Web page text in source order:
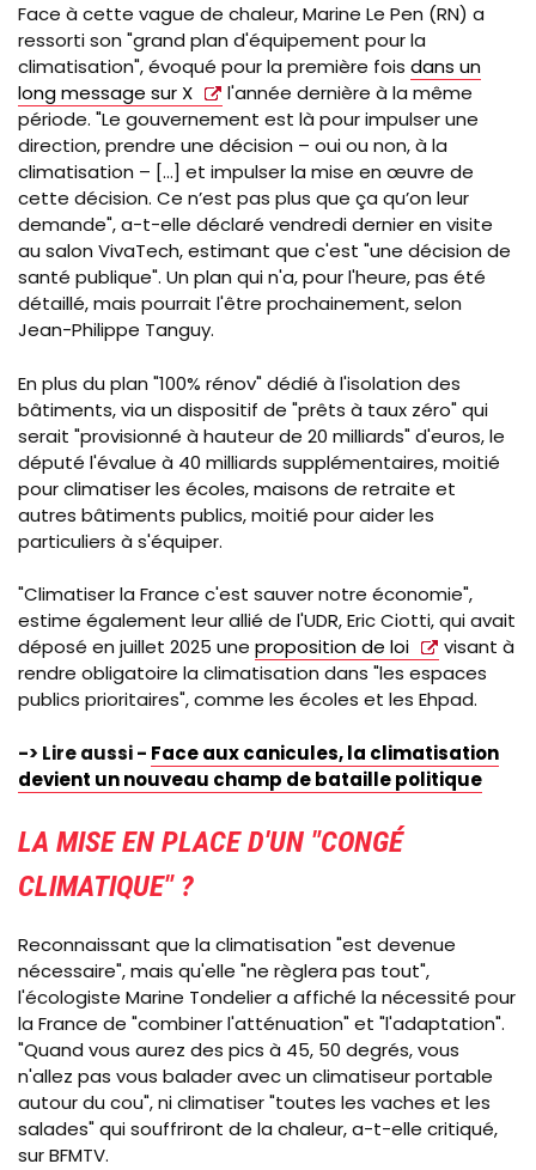
Face à cette vague de chaleur, Marine Le Pen (RN) a
ressorti son "grand plan d'équipement pour la
climatisation", évoqué pour la première fois dans un
long message sur X
l'année dernière à la même
période. "Le gouvernement est là pour impulser une
direction, prendre une décision – oui ou non, à la
climatisation – […] et impulser la mise en œuvre de
cette décision. Ce n’est pas plus que ça qu’on leur
demande", a-t-elle déclaré vendredi dernier en visite
au salon VivaTech, estimant que c'est "une décision de
santé publique". Un plan qui n'a, pour l'heure, pas été
détaillé, mais pourrait l'être prochainement, selon
Jean-Philippe Tanguy.
En plus du plan "100% rénov" dédié à l'isolation des
bâtiments, via un dispositif de "prêts à taux zéro" qui
serait "provisionné à hauteur de 20 milliards" d'euros, le
député l'évalue à 40 milliards supplémentaires, moitié
pour climatiser les écoles, maisons de retraite et
autres bâtiments publics, moitié pour aider les
particuliers à s'équiper.
"Climatiser la France c'est sauver notre économie",
estime également leur allié de l'UDR, Eric Ciotti, qui avait
déposé en juillet 2025 une proposition de loi
visant à
rendre obligatoire la climatisation dans "les espaces
publics prioritaires", comme les écoles et les Ehpad.
-> Lire aussi - Face aux canicules, la climatisation
devient un nouveau champ de bataille politique
LA MISE EN PLACE D'UN "CONGÉ
CLIMATIQUE" ?
Reconnaissant que la climatisation "est devenue
nécessaire", mais qu'elle "ne règlera pas tout",
l'écologiste Marine Tondelier a affiché la nécessité pour
la France de "combiner l'atténuation" et "l'adaptation".
"Quand vous aurez des pics à 45, 50 degrés, vous
n'allez pas vous balader avec un climatiseur portable
autour du cou", ni climatiser "toutes les vaches et les
salades" qui souffriront de la chaleur, a-t-elle critiqué,
sur BFMTV.